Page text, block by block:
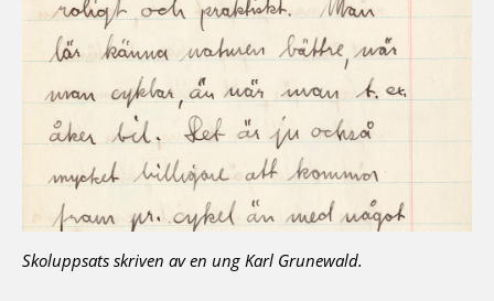
Skoluppsats skriven av en ung Karl Grunewald.